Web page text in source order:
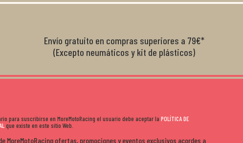
condiciones de
el cliente y que disfrutan lo que hacen. Si te gusta la
años
Envío gratuito en compras superiores a 79€*
(Excepto neumáticos y kit de plásticos)
para suscribirse en MoreMotoRacing el usuario debe aceptar la POLÍTICA DE
que existe en este sitio Web.
MoreMotoRacing ofertas, promociones y eventos exclusivos acordes a